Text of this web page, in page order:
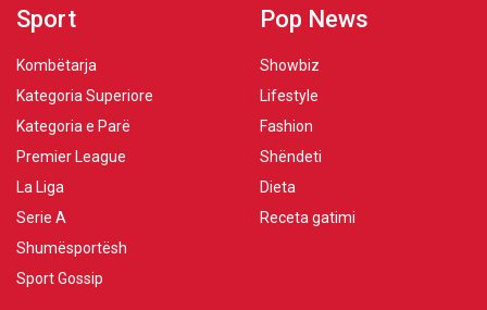
Sport
Kombëtarja
Kategoria Superiore
Kategoria e Parë
Premier League
La Liga
Serie A
Shumësportësh
Sport Gossip
Pop News
Showbiz
Lifestyle
Fashion
Shëndeti
Dieta
Receta gatimi